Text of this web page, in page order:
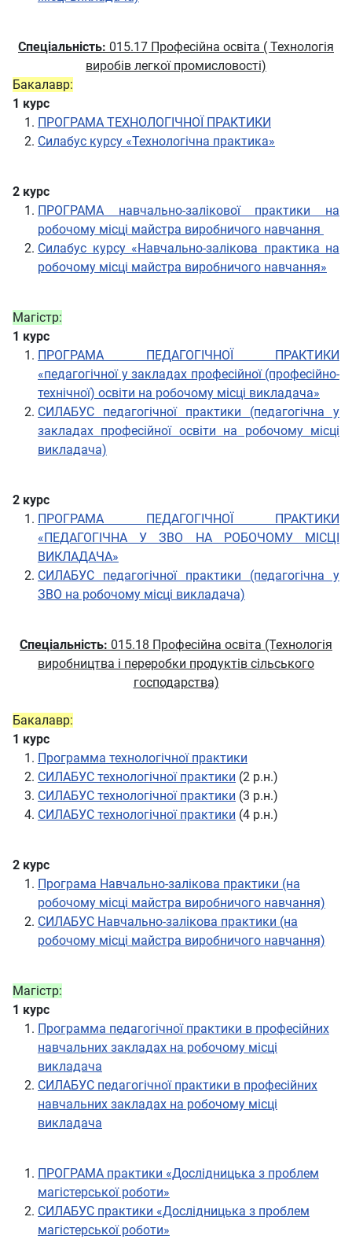
Спеціальність: 015.17 Професійна освіта ( Технологія
виробів легкої промисловості)
Бакалавр:
1 курс
ПРОГРАМА ТЕХНОЛОГІЧНОЇ ПРАКТИКИ
Силабус курсу «Технологічна практика»
2 курс
ПРОГРАМА навчально-залікової практики на
робочому місці майстра виробничого навчання
Силабус курсу «Навчально-залікова практика на
робочому місці майстра виробничого навчання»
Магістр:
1 курс
ПРОГРАМА ПЕДАГОГІЧНОЇ ПРАКТИКИ
«педагогічної у закладах професійної (професійно-
технічної) освіти на робочому місці викладача»
СИЛАБУС педагогічної практики (педагогічна у
закладах професійної освіти на робочому місці
викладача)
2 курс
ПРОГРАМА ПЕДАГОГІЧНОЇ ПРАКТИКИ
«ПЕДАГОГІЧНА У ЗВО НА РОБОЧОМУ МІСЦІ
ВИКЛАДАЧА»
СИЛАБУС педагогічної практики (педагогічна у
ЗВО на робочому місці викладача)
Спеціальність: 015.18 Професійна освіта (Технологія
виробництва і переробки продуктів сільського
господарства)
Бакалавр:
1 курс
Программа технологічної практики
СИЛАБУС технологічної практики (2 р.н.)
СИЛАБУС технологічної практики (3 р.н.)
СИЛАБУС технологічної практики (4 р.н.)
2 курс
Програма Навчально-залікова практики (на
робочому місці майстра виробничого навчання)
СИЛАБУС Навчально-залікова практики (на
робочому місці майстра виробничого навчання)
Магістр:
1 курс
Программа педагогічної практики в професійних
навчальних закладах на робочому місці
викладача
СИЛАБУС педагогічної практики в професійних
навчальних закладах на робочому місці
викладача
ПРОГРАМА практики «Дослідницька з проблем
магістерської роботи»
СИЛАБУС практики «Дослідницька з проблем
магістерської роботи»